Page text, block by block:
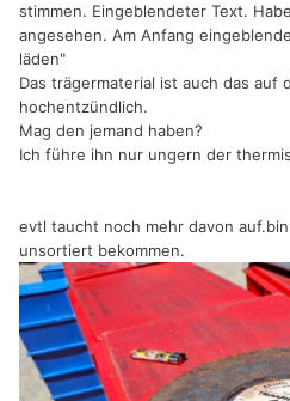
stimmen. Eingeblendeter Text.
angesehen. Am Anfang
läden"
Das trägermaterial ist auch das auf
hochentzündlich.
Mag den jemand haben?
Ich führe ihn nur ungern der
evtl taucht noch mehr davon
unsortiert bekommen.